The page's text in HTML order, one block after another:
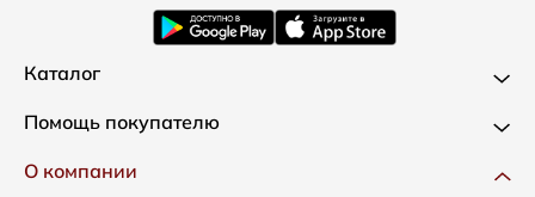
Каталог
Новинки
Одежда
Помощь покупателю
Доставка и оплата
О компании